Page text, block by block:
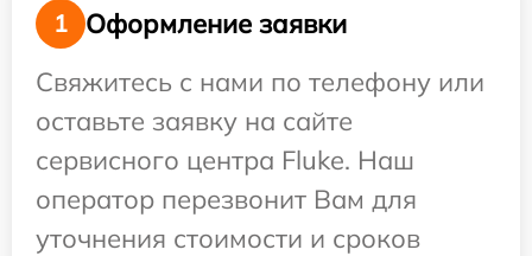
1
Оформление заявки
Свяжитесь с нами по телефону или
оставьте заявку на сайте
сервисного центра Fluke. Наш
оператор перезвонит Вам для
уточнения стоимости и сроков